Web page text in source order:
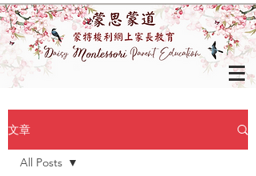
文章
All Posts